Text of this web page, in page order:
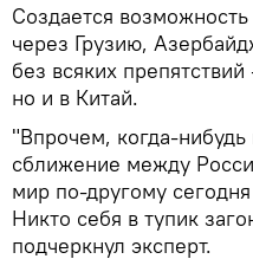
Создается
через Грузию,
без всяких
но и в Китай.
"Впрочем, когда-
сближение между
мир по-другому
Никто себя в тупик
подчеркнул эксперт.